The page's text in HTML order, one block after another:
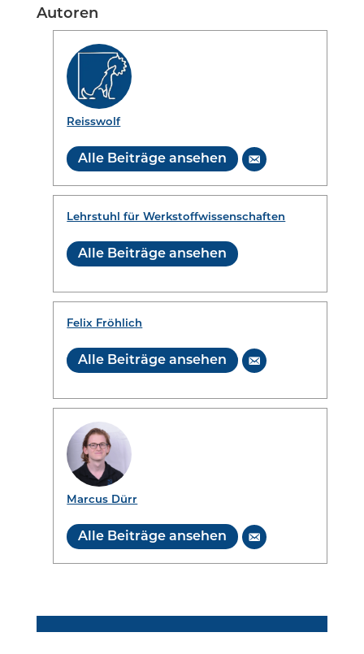
Autoren
Reisswolf
Alle Beiträge ansehen
Lehrstuhl für Werkstoffwissenschaften
Alle Beiträge ansehen
Felix Fröhlich
Alle Beiträge ansehen
Marcus Dürr
Alle Beiträge ansehen